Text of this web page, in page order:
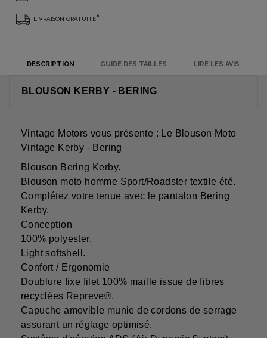
LIVRAISON GRATUITE*
DESCRIPTION GUIDE DES TAILLES LIRE LES AVIS
BLOUSON KERBY - BERING
Vintage Motors vous présente : Le Blouson Moto
Vintage Kerby - Bering
Blouson Bering Kerby.
Blouson moto homme Sport/Roadster textile été.
Complétez votre tenue avec le pantalon Bering
Kerby.
Conception
100% polyester.
Light softshell.
Confort / Ergonomie
Doublure fixe filet 100% maille issue de fibres
recyclées Repreve®.
Capuche amovible munie de cordons de serrage
assurant un réglage optimisé.